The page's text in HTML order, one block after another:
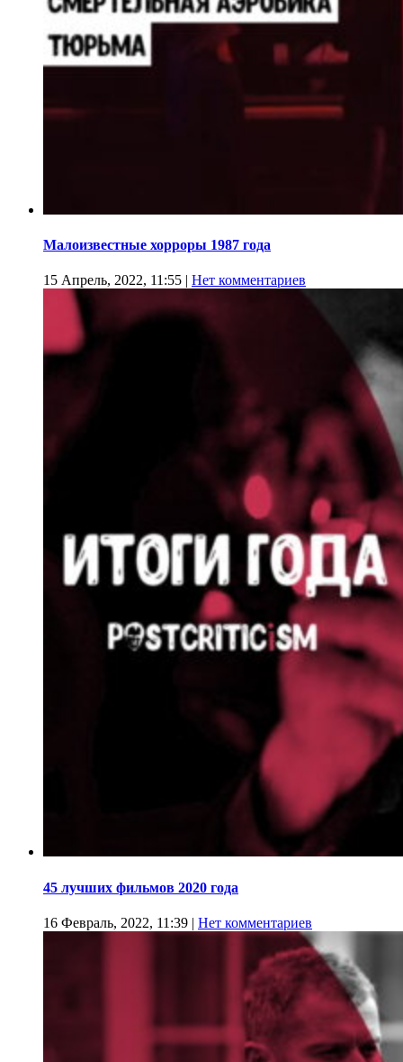
Малоизвестные хорроры 1987 года
15 Апрель, 2022, 11:55 | Нет комментариев
45 лучших фильмов 2020 года
16 Февраль, 2022, 11:39 | Нет комментариев